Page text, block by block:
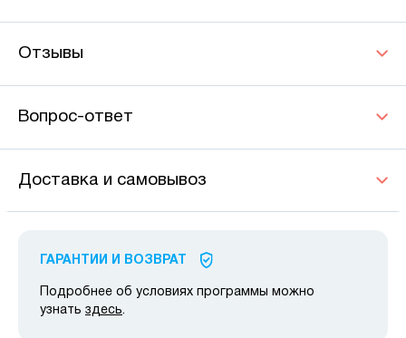
Отзывы
Вопрос-ответ
Доставка и самовывоз
ГАРАНТИИ И ВОЗВРАТ
Подробнее об условиях программы можно
узнать здесь.